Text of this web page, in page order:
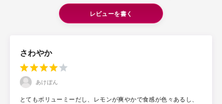
レビューを書く
さわやか
あけぽん
とてもボリューミーだし、レモンが爽やかで食感が色々あるし、